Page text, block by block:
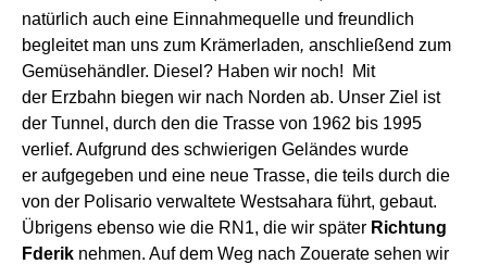
natürlich auch eine Einnahmequelle und freundlich
begleitet man uns zum Krämerladen, anschließend zum
Gemüsehändler. Diesel? Haben wir noch!
Mit
der Erzbahn biegen wir nach Norden ab. Unser Ziel ist
der Tunnel, durch den die Trasse von 1962 bis 1995
verlief. Aufgrund des schwierigen Geländes wurde
er aufgegeben und eine neue Trasse, die teils durch die
von der Polisario verwaltete Westsahara führt, gebaut.
Übrigens ebenso wie die RN1, die wir später Richtung
Fderik nehmen. Auf dem Weg nach Zouerate sehen wir